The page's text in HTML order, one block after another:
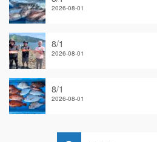
2026-08-01
8/1
2026-08-01
8/1
2026-08-01